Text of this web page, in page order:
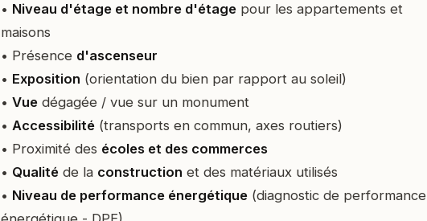
• Niveau d'étage et nombre d'étage pour les appartements et
maisons
• Présence d'ascenseur
• Exposition (orientation du bien par rapport au soleil)
• Vue dégagée / vue sur un monument
• Accessibilité (transports en commun, axes routiers)
• Proximité des écoles et des commerces
• Qualité de la construction et des matériaux utilisés
• Niveau de performance énergétique (diagnostic de performance